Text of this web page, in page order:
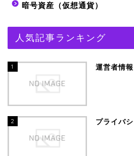
暗号資産（仮想通貨）
人気記事ランキング
1 運営者情報
2 プライバ